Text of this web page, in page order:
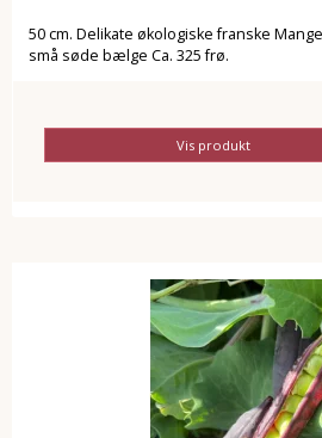
50 cm. Delikate økologiske franske
små søde bælge Ca. 325 frø.
Vis produkt